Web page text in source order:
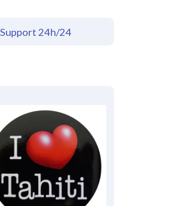
Support 24h/24